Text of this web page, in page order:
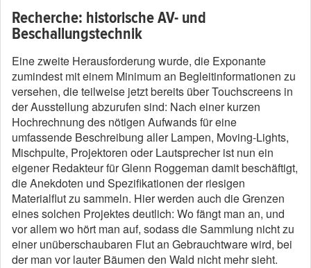
Recherche: historische AV- und
Beschallungstechnik
Eine zweite Herausforderung wurde, die Exponante
zumindest mit einem Minimum an Begleitinformationen zu
versehen, die teilweise jetzt bereits über Touchscreens in
der Ausstellung abzurufen sind: Nach einer kurzen
Hochrechnung des nötigen Aufwands für eine
umfassende Beschreibung aller Lampen, Moving-Lights,
Mischpulte, Projektoren oder Lautsprecher ist nun ein
eigener Redakteur für Glenn Roggeman damit beschäftigt,
die Anekdoten und Spezifikationen der riesigen
Materialflut zu sammeln. Hier werden auch die Grenzen
eines solchen Projektes deutlich: Wo fängt man an, und
vor allem wo hört man auf, sodass die Sammlung nicht zu
einer unüberschaubaren Flut an Gebrauchtware wird, bei
der man vor lauter Bäumen den Wald nicht mehr sieht.